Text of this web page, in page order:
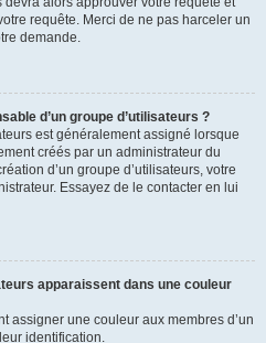
requête. Merci de ne pas harceler un
demande.
d’un groupe d’utilisateurs ?
est généralement assigné lorsque
créés par un administrateur du
d’un groupe d’utilisateurs, votre
Essayez de le contacter en lui
apparaissent dans une couleur
assigner une couleur aux membres d’un
identification.